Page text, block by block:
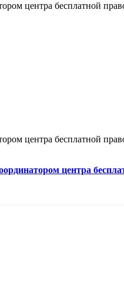
центра бесплатной
центра бесплатной
центра